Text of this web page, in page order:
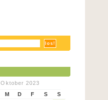
Oktober 2023
M D F S S